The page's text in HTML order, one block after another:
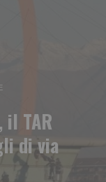
TAR
di via